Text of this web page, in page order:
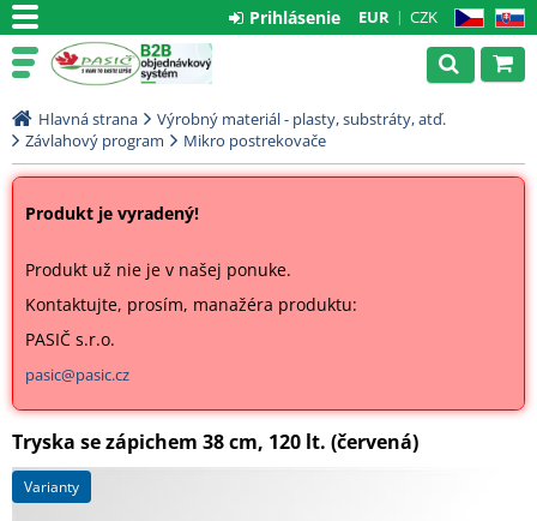
CZ SK
EUR CZK
Prihlásenie
Hlavná strana
Výrobný materiál - plasty, substráty, atď.
Závlahový program
Mikro postrekovače
Produkt je vyradený!
Produkt už nie je v našej ponuke.
Kontaktujte, prosím, manažéra produktu:
PASIČ s.r.o.
pasic@pasic.cz
Tryska se zápichem 38 cm, 120 lt. (červená)
varianty